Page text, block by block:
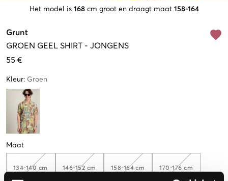
Het model is 168 cm groot en draagt maat 158-164
Grunt
GROEN GEEL SHIRT - JONGENS
55 €
Kleur: Groen
Maat
134-140 cm 146-152 cm 158-164 cm 170-176 cm